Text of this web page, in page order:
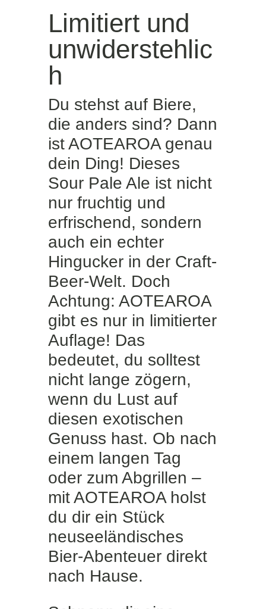
Limitiert und
unwiderstehlic
h
Du stehst auf Biere,
die anders sind? Dann
ist AOTEAROA genau
dein Ding! Dieses
Sour Pale Ale ist nicht
nur fruchtig und
erfrischend, sondern
auch ein echter
Hingucker in der Craft-
Beer-Welt. Doch
Achtung: AOTEAROA
gibt es nur in limitierter
Auflage! Das
bedeutet, du solltest
nicht lange zögern,
wenn du Lust auf
diesen exotischen
Genuss hast. Ob nach
einem langen Tag
oder zum Abgrillen –
mit AOTEAROA holst
du dir ein Stück
neuseeländisches
Bier-Abenteuer direkt
nach Hause.